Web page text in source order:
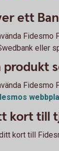
ett
eller
produkt
kort till
kort till